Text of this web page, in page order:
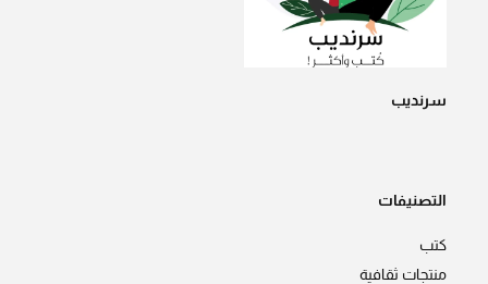
سرنديب
التصنيفات
كتب
منتجات ثقافية